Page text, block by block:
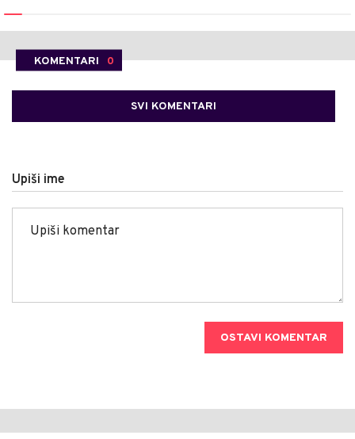
KOMENTARI 0
SVI KOMENTARI
Upiši ime
OSTAVI KOMENTAR